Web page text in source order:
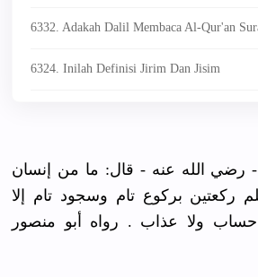
6332. Adakah Dalil Membaca Al-Qur'an
6324. Inilah Definisi Jirim Dan Jisim
الله عنه - قال: ما من إنسان
بركوع تام وسجود تام إلا
حساب ولا عذاب . رواه أبو منصور